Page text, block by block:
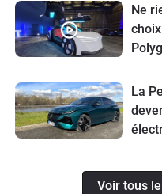
Ne
La
Voir tous